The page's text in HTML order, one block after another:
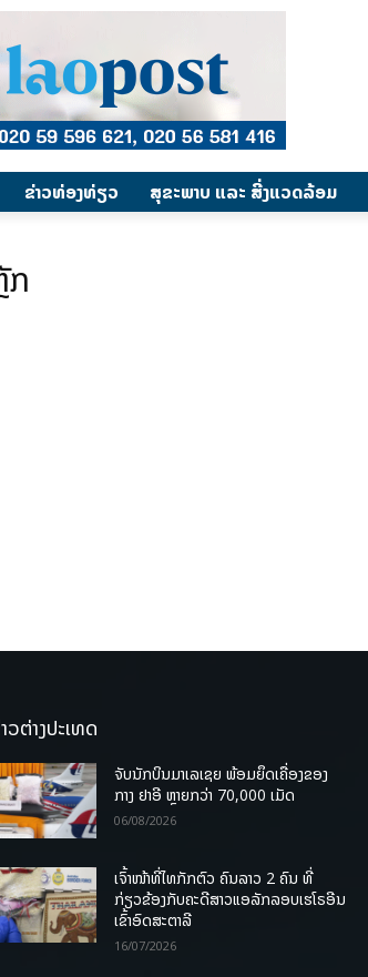
​ຂ່າວທ່ອງທ່ຽວ ສຸຂະພາບ ແລະ ສີ່ງແວດລ້ອມ
ກ
ວຕ່າງປະເທດ
ຈັບນັກບິນມາເລເຊຍ ພ້ອມຍຶດເຄື່ອງຂອງ
ກາງ ຢາອີ ຫຼາຍກວ່າ 70,000 ເມັດ
06/08/2026
ເຈົ້າໜ້າທີ່ໄທກັກຕົວ ຄົນລາວ 2 ຄົນ ທີ່
ກ່ຽວຂ້ອງກັບຄະດີສາວແອລັກລອບເຮໂຣອີນ
ເຂົ້າອົດສະຕາລີ
16/07/2026